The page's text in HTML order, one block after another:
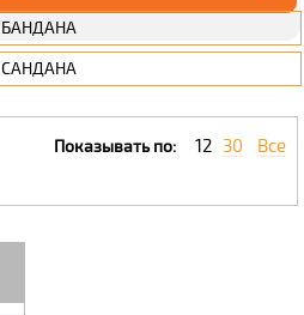
БАНДАНА
САНДАНА
Показывать по: 12 30 Все